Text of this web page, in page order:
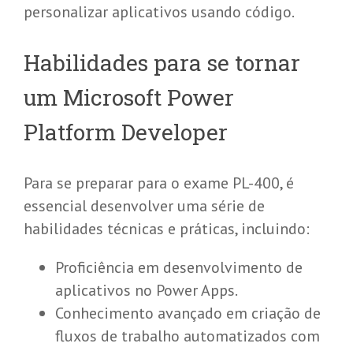
personalizar aplicativos usando código.
Habilidades para se tornar
um Microsoft Power
Platform Developer
Para se preparar para o exame PL-400, é
essencial desenvolver uma série de
habilidades técnicas e práticas, incluindo:
Proficiência em desenvolvimento de
aplicativos no Power Apps.
Conhecimento avançado em criação de
fluxos de trabalho automatizados com